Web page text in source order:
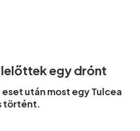
egy drónt
után most egy Tulcea
történt.